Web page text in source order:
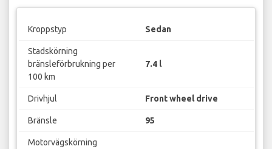
Kroppstyp Sedan
Stadskörning
bränsleförbrukning per
100 km
7.4 l
Drivhjul Front wheel drive
Bränsle 95
Motorvägskörning